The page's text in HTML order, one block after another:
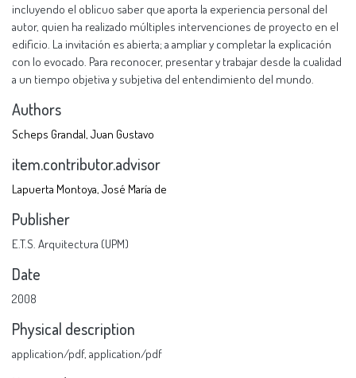
incluyendo el oblicuo saber que aporta la experiencia personal del
autor, quien ha realizado múltiples intervenciones de proyecto en el
edificio. La invitación es abierta; a ampliar y completar la explicación
con lo evocado. Para reconocer, presentar y trabajar desde la cualidad
a un tiempo objetiva y subjetiva del entendimiento del mundo.
Authors
Scheps Grandal, Juan Gustavo
item.contributor.advisor
Lapuerta Montoya, José María de
Publisher
E.T.S. Arquitectura (UPM)
Date
2008
Physical description
application/pdf, application/pdf